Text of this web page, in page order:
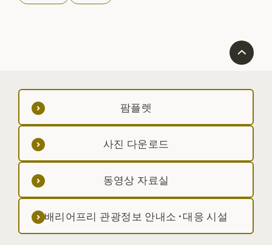
팜플렛
사진 다운로드
동영상 자료실
배리어프리 관광정보 안내소·대응 시설